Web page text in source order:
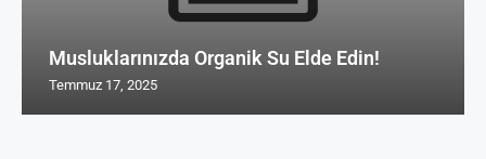
Musluklarınızda Organik Su Elde Edin!
Temmuz 17, 2025